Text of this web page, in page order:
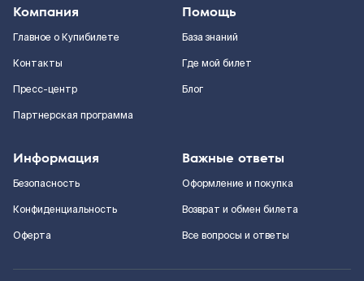
Компания
Главное о Купибилете
Контакты
Пресс-центр
Партнерская программа
Помощь
База знаний
Где мой билет
Блог
Информация
Безопасность
Конфиденциальность
Оферта
Важные ответы
Оформление и покупка
Возврат и обмен билета
Все вопросы и ответы